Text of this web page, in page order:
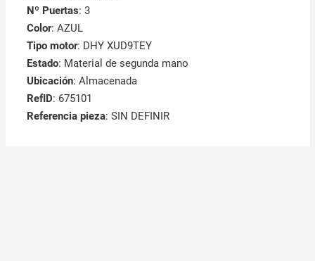
Nº Puertas: 3
Color: AZUL
Tipo motor: DHY XUD9TEY
Estado: Material de segunda mano
Ubicación: Almacenada
RefID: 675101
Referencia pieza: SIN DEFINIR